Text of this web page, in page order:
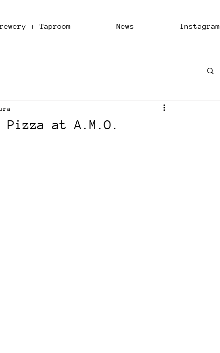
+ Taproom News Instagram
Pizza at A.M.O.